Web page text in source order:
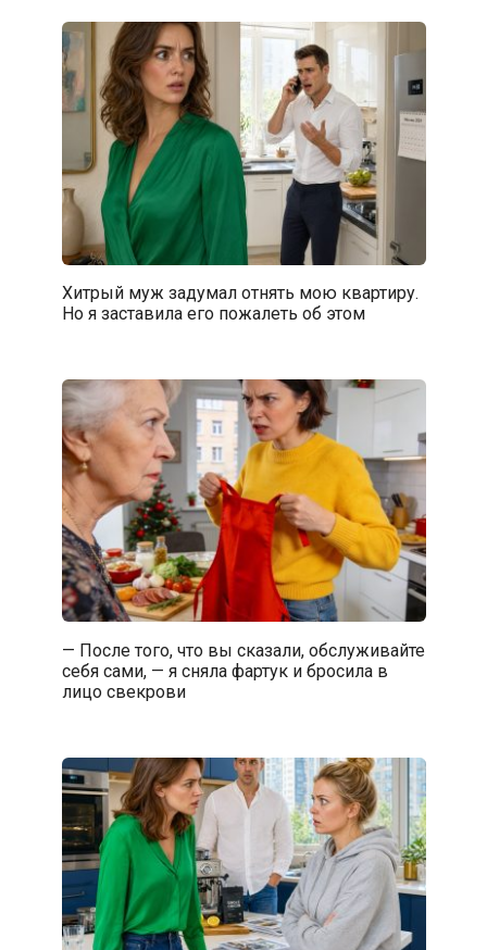
Хитрый муж задумал отнять мою квартиру.
Но я заставила его пожалеть об этом
— После того, что вы сказали, обслуживайте
себя сами, — я сняла фартук и бросила в
лицо свекрови